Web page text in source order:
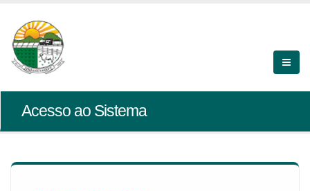
Acesso ao Sistema